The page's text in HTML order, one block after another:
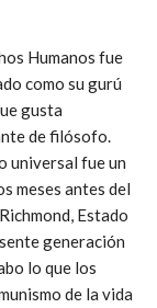
Humanos fue
como su gurú
gusta
de filósofo.
universal fue un
meses antes del
Estado
generación
lo que los
de la vida